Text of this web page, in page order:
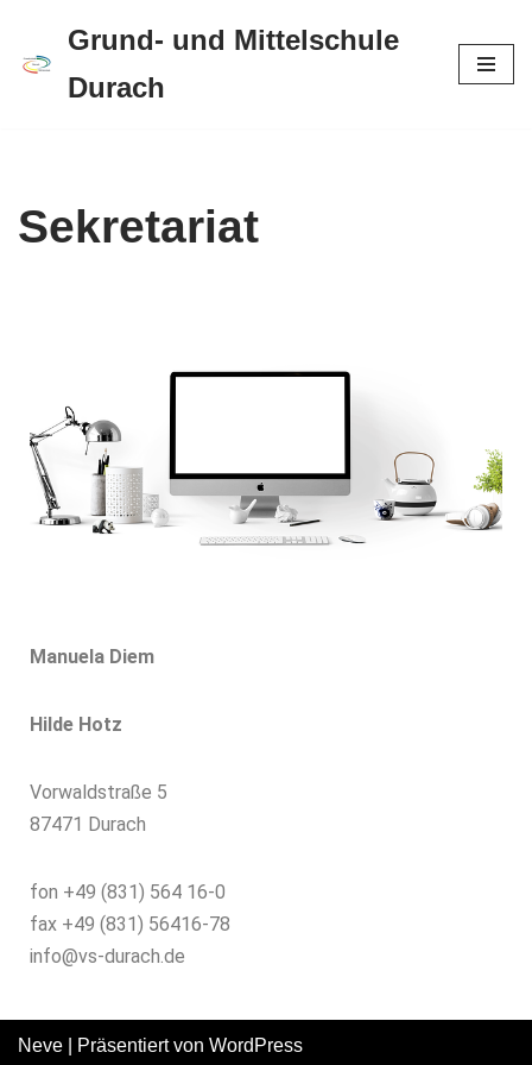
Zum
Grund- und Mittelschule
Durach
Sekretariat
Manuela Diem
Hilde Hotz
Vorwaldstraße 5
87471 Durach
fon +49 (831) 564 16-0
fax +49 (831) 56416-78
info@vs-durach.de
Neve | Präsentiert von WordPress